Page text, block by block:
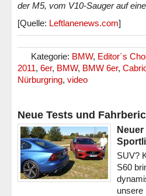
der M5, vom V10-Sauger auf
[Quelle: Leftlanenews.com]
Kategorie: BMW, Editor´s
2011, 6er, BMW, BMW 6er,
Nürburgring, video
Neue Tests und
Neuer
SUV?
S60